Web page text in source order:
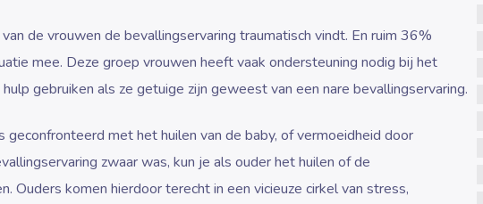
de vrouwen de bevallingservaring traumatisch vindt. En ruim 36%
mee. Deze groep vrouwen heeft vaak ondersteuning nodig bij het
gebruiken als ze getuige zijn geweest van een nare bevallingservaring.
met het huilen van de baby, of vermoeidheid door
zwaar was, kun je als ouder het huilen of de
Ouders komen hierdoor terecht in een vicieuze cirkel van stress,